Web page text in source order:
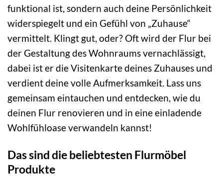
funktional ist, sondern auch deine Persönlichkeit
widerspiegelt und ein Gefühl von „Zuhause“
vermittelt. Klingt gut, oder? Oft wird der Flur bei
der Gestaltung des Wohnraums vernachlässigt,
dabei ist er die Visitenkarte deines Zuhauses und
verdient deine volle Aufmerksamkeit. Lass uns
gemeinsam eintauchen und entdecken, wie du
deinen Flur renovieren und in eine einladende
Wohlfühloase verwandeln kannst!
Das sind die beliebtesten Flurmöbel
Produkte